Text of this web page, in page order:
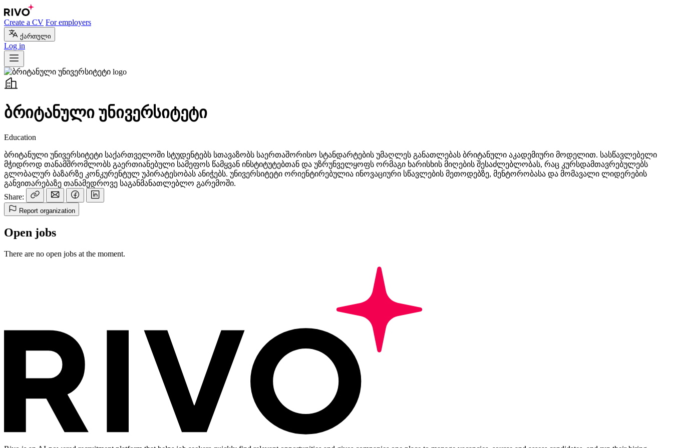
Create a CV For employers
ქართული
Log in
ბრიტანული უნივერსიტეტი
Education
ბრიტანული უნივერსიტეტი საქართველოში სტუდენტებს სთავაზობს საერთაშორისო სტანდარტების უმაღლეს განათლებას ბრიტანული აკადემიური მოდელით. სასწავლებელი
მჭიდროდ თანამშრომლობს გაერთიანებული სამეფოს წამყვან ინსტიტუტებთან და უზრუნველყოფს ორმაგი ხარისხის მიღების შესაძლებლობას, რაც კურსდამთავრებულებს
გლობალურ ბაზარზე კონკურენტულ უპირატესობას ანიჭებს. უნივერსიტეტი ორიენტირებულია ინოვაციური სწავლების მეთოდებზე, მენტორობასა და მომავალი ლიდერების
განვითარებაზე თანამედროვე საგანმანათლებლო გარემოში.
Share:
Report organization
Open jobs
There are no open jobs at the moment.